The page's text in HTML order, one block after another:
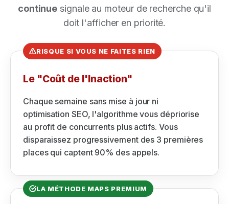
continue signale au moteur de recherche qu'il
doit l'afficher en priorité.
RISQUE SI VOUS NE FAITES RIEN
Le "Coût de l'Inaction"
Chaque semaine sans mise à jour ni
optimisation SEO, l'algorithme vous dépriorise
au profit de concurrents plus actifs. Vous
disparaissez progressivement des 3 premières
places qui captent 90% des appels.
LA MÉTHODE MAPS PREMIUM